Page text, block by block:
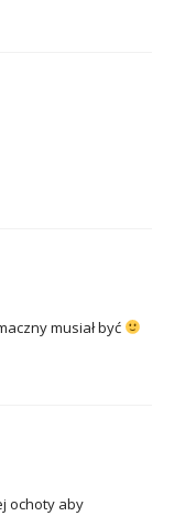
musiał być
ochoty aby